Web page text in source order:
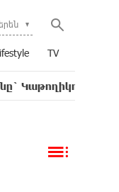
TV
հեռացնել